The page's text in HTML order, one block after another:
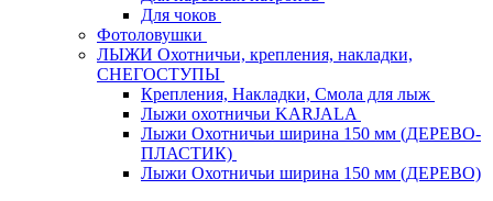
Для чоков
Фотоловушки
ЛЫЖИ Охотничьи, крепления, накладки,
СНЕГОСТУПЫ
Крепления, Накладки, Смола для лыж
Лыжи охотничьи KARJALA
Лыжи Охотничьи ширина 150 мм (ДЕРЕВО-
ПЛАСТИК)
Лыжи Охотничьи ширина 150 мм (ДЕРЕВО)